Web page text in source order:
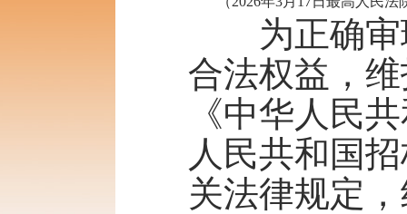
为正确审理
合法权益，
《中华人民
人民共和国
关法律规定